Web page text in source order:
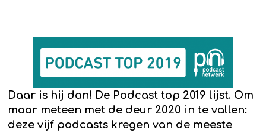
Daar is hij dan! De Podcast top 2019 lijst. Om
maar meteen met de deur 2020 in te vallen:
deze vijf podcasts kregen van de meeste